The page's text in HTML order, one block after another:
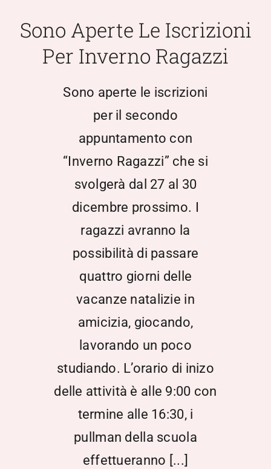
Documentazione
Sono Aperte Le Iscrizioni
Per Inverno Ragazzi
Sono aperte le iscrizioni
per il secondo
appuntamento con
“Inverno Ragazzi” che si
svolgerà dal 27 al 30
dicembre prossimo. I
ragazzi avranno la
possibilità di passare
quattro giorni delle
vacanze natalizie in
amicizia, giocando,
lavorando un poco
studiando. L’orario di inizo
delle attività è alle 9:00 con
termine alle 16:30, i
pullman della scuola
effettueranno [...]